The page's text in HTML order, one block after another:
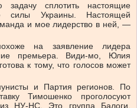
сплотить настоящие
силы Украины. Настоящей
и мое лидерство в ней, —
на заявление лидера
премьера. Види-мо, Юлия
к тому, что голосов может
и Партия регионов. По
Тимошенко проголосуют
из НУ-НС. Это группа Балоги,